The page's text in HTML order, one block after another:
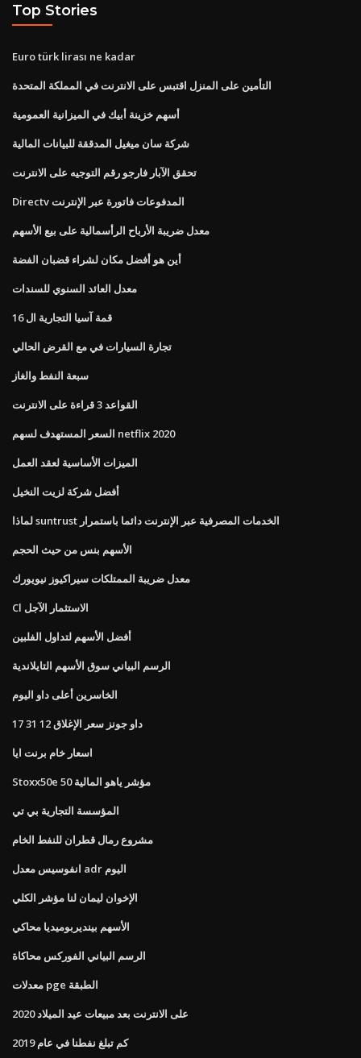
Top Stories
Euro türk lirası ne kadar
التأمين على المنزل اقتبس على الانترنت في المملكة المتحدة
أسهم خزينة أبيك في الميزانية العمومية
شركة سان ميغيل المدققة للبيانات المالية
تحقق الآبار فارجو رقم التوجيه على الانترنت
Directv المدفوعات فاتورة عبر الإنترنت
معدل ضريبة الأرباح الرأسمالية على بيع الأسهم
أين هو أفضل مكان لشراء قضبان الفضة
معدل العائد السنوي للسندات
قمة آسيا التجارية ال 16
تجارة السيارات في مع القرض الحالي
سبعة النفط والغاز
القواعد 3 قراءة على الانترنت
السعر المستهدف لسهم netflix 2020
الميزات الأساسية لعقد العمل
أفضل شركة لزيت النخيل
لماذا suntrust الخدمات المصرفية عبر الإنترنت دائما باستمرار
الأسهم بنس من حيث الحجم
معدل ضريبة الممتلكات سيراكيوز نيويورك
Cl الاستثمار الآجل
أفضل الأسهم لتداول الفلبين
الرسم البياني سوق الأسهم التايلاندية
الخاسرين أعلى داو اليوم
داو جونز سعر الإغلاق 12 31 17
اسعار خام برنت ايا
Stoxx50e 50 مؤشر ياهو المالية
المؤسسة التجارية بي تي
مشروع رمال قطران للنفط الخام
انفوسيس معدل adr اليوم
الإخوان ليمان لنا مؤشر الكلي
الأسهم بينديربوميديا ​​محاكي
الرسم البياني الفوركس محاكاة
معدلات pge الطبقة
على الانترنت بعد مبيعات عيد الميلاد 2020
كم تبلغ نفطنا في عام 2019